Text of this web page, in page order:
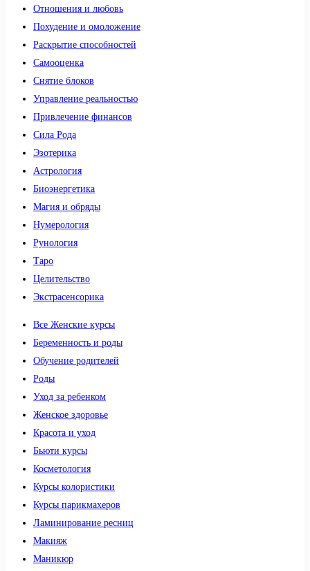
Отношения и любовь
Похудение и омоложение
Раскрытие способностей
Самооценка
Снятие блоков
Управление реальностью
Привлечение финансов
Сила Рода
Эзотерика
Астрология
Биоэнергетика
Магия и обряды
Нумерология
Рунология
Таро
Целительство
Экстрасенсорика
Все Женские курсы
Беременность и роды
Обучение родителей
Роды
Уход за ребенком
Женское здоровье
Красота и уход
Бьюти курсы
Косметология
Курсы колористики
Курсы парикмахеров
Ламинирование ресниц
Макияж
Маникюр